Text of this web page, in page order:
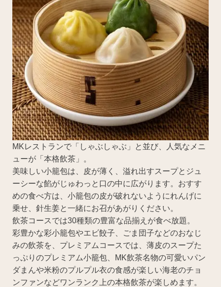
MKレストランで「しゃぶしゃぶ」と並び、人気なメニ
ューが「本格飲茶」。
美味しい小籠包は、皮が薄く、溢れ出すスープとジュ
ーシーな餡がじゅわっと口の中に広がります。おすす
めの食べ方は、小籠包の皮が破れないようにれんげに
乗せ、針生姜と一緒にお召があがりください。
飲茶コースでは30種類の豊富な品揃えが食べ放題。
彩豊かな彩小籠包やエビ餃子、ごま団子などのおなじ
みの飲茶を、プレミアムコースでは、薄皮のスープた
っぷりのプレミアム小籠包、MK飲茶名物の可愛いパン
ダまんや米粉のプルプル衣の食感が楽しい海老のチョ
ンファンなどワンランク上の本格飲茶が楽しめます。